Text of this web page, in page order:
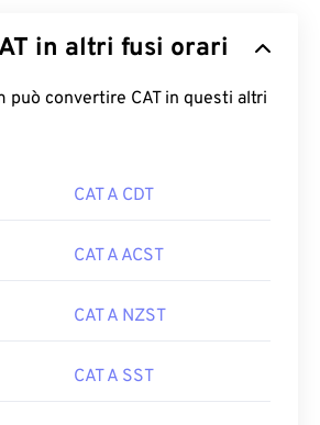
in altri fusi orari
può convertire CAT in questi altri
CAT A CDT
CAT A ACST
CAT A NZST
CAT A SST